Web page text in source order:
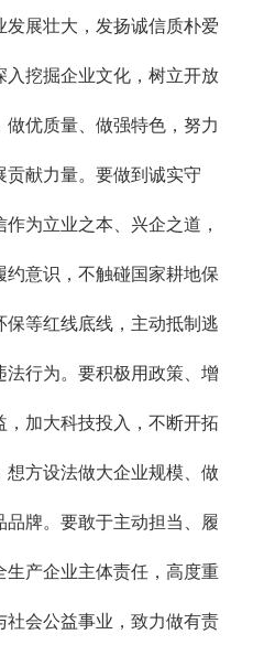
发展壮大，发扬诚信质朴爱
入挖掘企业文化，树立开放
优质量、做强特色，努力
贡献力量。要做到诚实守
为立业之本、兴企之道，
约意识，不触碰国家耕地保
保等红线底线，主动抵制逃
法行为。要积极用政策、增
，加大科技投入，不断开拓
想方设法做大企业规模、做
品牌。要敢于主动担当、履
生产企业主体责任，高度重
社会公益事业，致力做有责